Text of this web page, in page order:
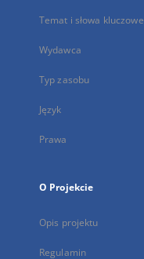
Temat i słowa kluczowe
Wydawca
Typ zasobu
Język
Prawa
O Projekcie
Opis projektu
Regulamin